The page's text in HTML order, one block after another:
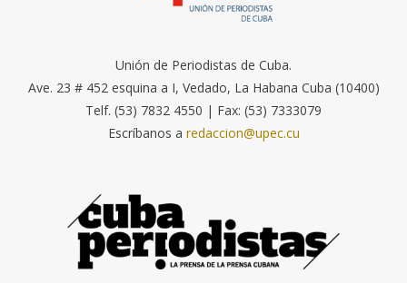
Unión de Periodistas de Cuba.
Ave. 23 # 452 esquina a I, Vedado, La Habana Cuba (10400)
Telf. (53) 7832 4550 | Fax: (53) 7333079
Escríbanos a redaccion@upec.cu